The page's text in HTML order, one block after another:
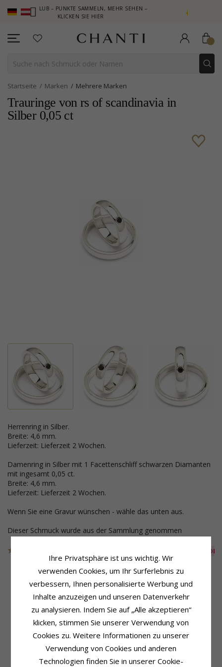
CLUB – PUNKTE SAMMELN, MEHR SEHEN –
KLICKEN SIE HIER
NEW COLLECTION |
Startseite Marken Mehrere Marken
Trauringe von rs of scandinavia in
Silber 0,05 ct
Herrenring in Silber.
Breite: 4,6 mm.
Lieferzeit: Lieferzeit 2 Wochen.
Damenring in Silber mit 1 Facettenschliff schwarzen Diamanten
mit ingesamt 0,05 ct.
Breite: 4,6 mm.
Lieferzeit: Lieferzeit 2 Wochen.
Wenn Sie eine Gravur wünschen - wähle das unten aus.
Dieser Schmuck wurde aus der Sammlung genommen
AUS DER
Produktinformation
Trauringe Von Rs Of Scandinavia
Ringtyp: Herrenring
Metall:Silber
Ringschiene
Dicke: 2,3 mm
Gewicht:5,8 G
Lieferzeit: Lieferzeit 2 Wochen
Produktinformation
Ringtyp:Damenring
Ihre Privatsphäre ist uns wichtig. Wir
verwenden Cookies, um Ihr Surferlebnis zu
verbessern, Ihnen personalisierte Werbung und
Inhalte anzuzeigen und unseren Datenverkehr
zu analysieren. Indem Sie auf „Alle akzeptieren“
klicken, stimmen Sie unserer Verwendung von
Cookies zu. Weitere Informationen zu unserer
Verwendung von Cookies und anderen
Technologien finden Sie in unserer Cookie-